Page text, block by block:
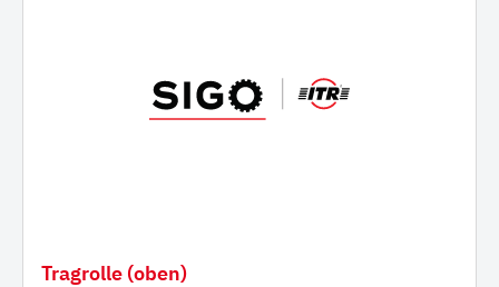
Tragrolle (oben)